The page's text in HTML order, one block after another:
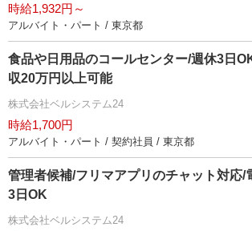
時給1,932円～
アルバイト・パート / 東京都
食品や日用品のコールセンター/週休3日
収20万円以上可能
株式会社ベルシステム24
時給1,700円
アルバイト・パート / 契約社員 / 東京都
管理者候補/フリマアプリのチャット対応/
3日OK
株式会社ベルシステム24